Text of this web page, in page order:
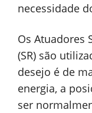
necessidade
Os Atuadores
(SR) são
desejo é de
energia, a
ser